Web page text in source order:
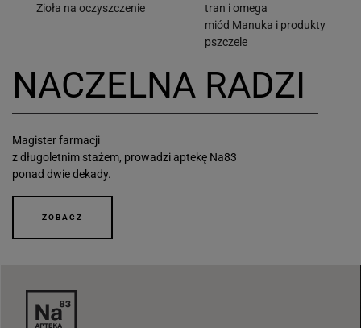
Zioła na oczyszczenie
tran i omega
miód Manuka i produkty
pszczele
NACZELNA RADZI
Magister farmacji
z długoletnim stażem, prowadzi aptekę Na83
ponad dwie dekady.
ZOBACZ